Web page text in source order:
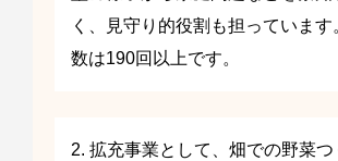
く、見守り的役割も担っています
数は190回以上です。
2. 拡充事業として、畑での野菜